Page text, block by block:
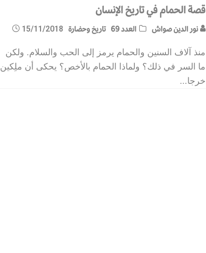
قصة الحمام في تاريخ الإنسان
نور الدين صواش العدد 69 تاريخ وحضارة 15/11/2018
منذ آلاف السنين والحمام يرمز إلى الحب والسلام. ولكن
ما السر في ذلك؟ ولماذا الحمام بالأخص؟ يحكى أن ملِكين
خرجا...